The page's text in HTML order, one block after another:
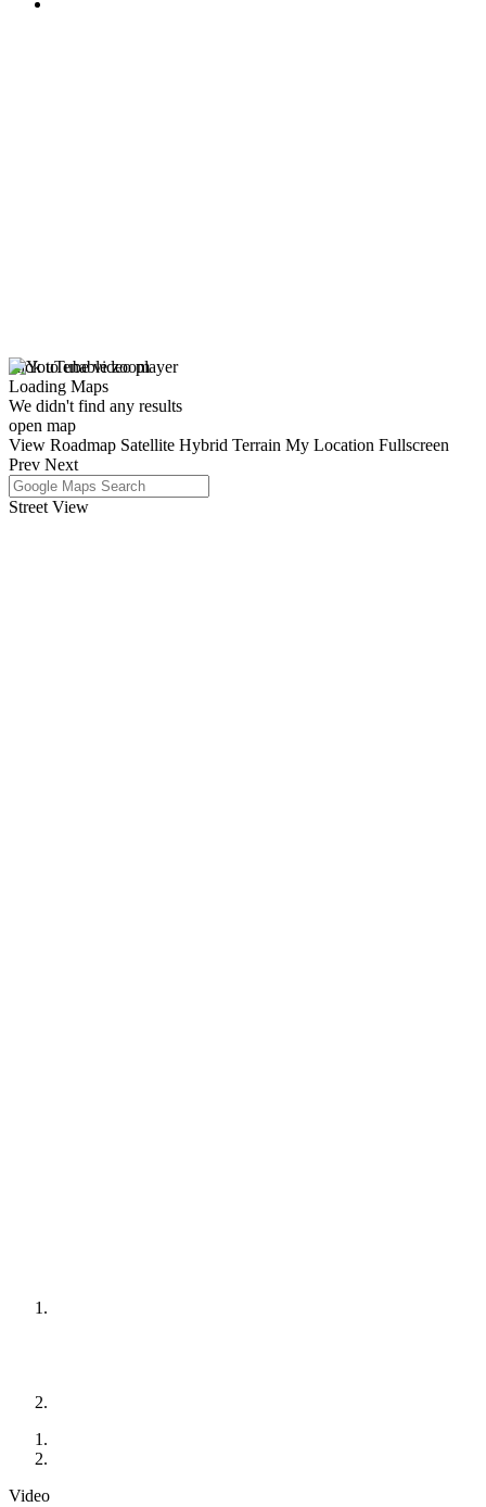
click to enable zoom
Loading Maps
We didn't find any results
open map
View Roadmap Satellite Hybrid Terrain My Location Fullscreen
Prev Next
Street View
Video